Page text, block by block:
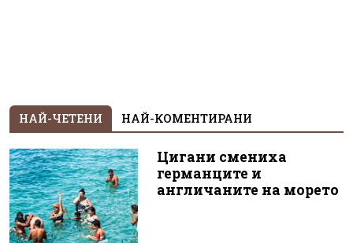
НАЙ-ЧЕТЕНИ НАЙ-КОМЕНТИРАНИ
Цигани смениха
германците и
англичаните на морето